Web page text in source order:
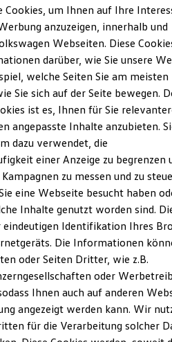
ID. Modelle
Winter
Lebensdauer
6
Versionen und Updates
zu Ihrem ID.
anfordern
Cookies, um Ihnen auf Ihre
anzuzeigen, innerhalb und
Webseiten. Diese
darüber, wie Sie unsere
welche Seiten Sie am meisten
Sie sich auf der Seite bewegen.
ist es, Ihnen für Sie
angepasste Inhalte anzubieten.
dazu verwendet, die
einer Anzeige zu begrenzen
zu messen und zu
eine Webseite besucht haben
Inhalte genutzt worden sind.
eindeutigen Identifikation Ihres
Die Informationen
oder Seiten Dritter, wie z.B.
oder
Ihnen auch auf anderen
angezeigt werden kann. Wir
für die Verarbeitung solcher